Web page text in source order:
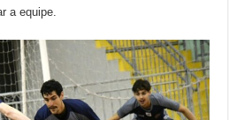
a equipe.